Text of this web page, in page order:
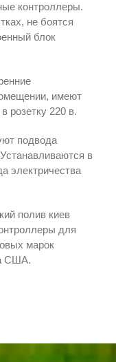
контроллеры.
не боятся
блок
имеют
розетку 220 в.
подвода
в
электричества
полив киев
для
марок
США.